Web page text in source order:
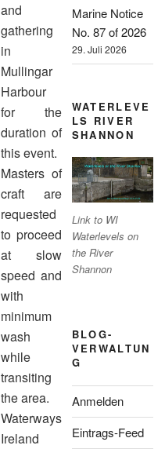
and
gathering
in
Mullingar
Harbour
for the
duration of
this event.
Masters of
craft are
requested
to proceed
at slow
speed and
with
minimum
wash
while
transiting
the area.
Waterways
Ireland
Marine Notice
No. 87 of 2026
29. Juli 2026
WATERLEVE
LS RIVER
SHANNON
Link to WI
Waterlevels on
the River
Shannon
BLOG-
VERWALTUN
G
Anmelden
Eintrags-Feed